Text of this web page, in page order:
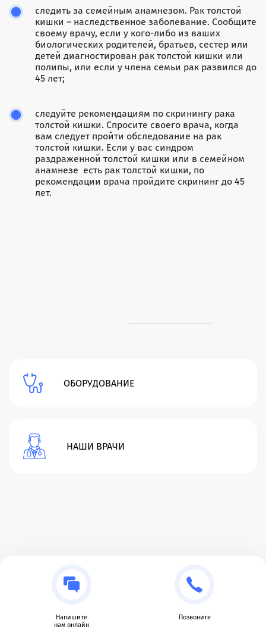
Напишите
нам онлайн
Позвоните
следить за семейным анамнезом. Рак толстой
кишки – наследственное заболевание. Сообщите
своему врачу, если у кого-либо из ваших
биологических родителей, братьев, сестер или
детей диагностирован рак толстой кишки или
полипы, или если у члена семьи рак развился до
45 лет;
следуйте рекомендациям по скринингу рака
толстой кишки. Спросите своего врача, когда
вам следует пройти обследование на рак
толстой кишки. Если у вас синдром
раздраженной толстой кишки или в семейном
анамнезе есть рак толстой кишки, по
рекомендации врача пройдите скрининг до 45
лет.
ОБОРУДОВАНИЕ
НАШИ ВРАЧИ